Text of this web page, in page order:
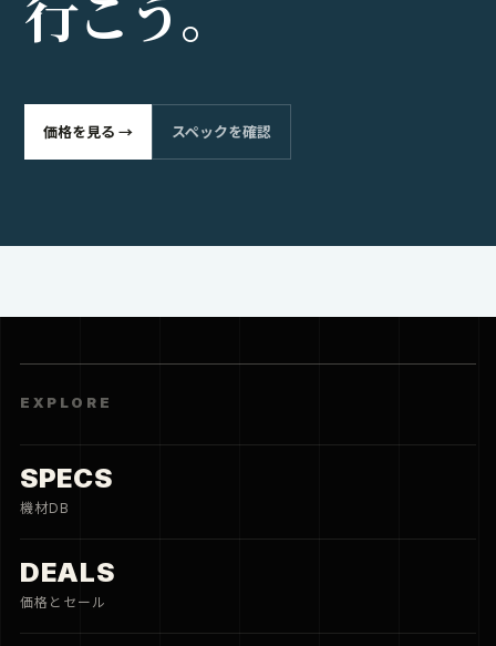
価格を見る → スペックを確認
EXPLORE
SPECS
機材DB
DEALS
価格とセール